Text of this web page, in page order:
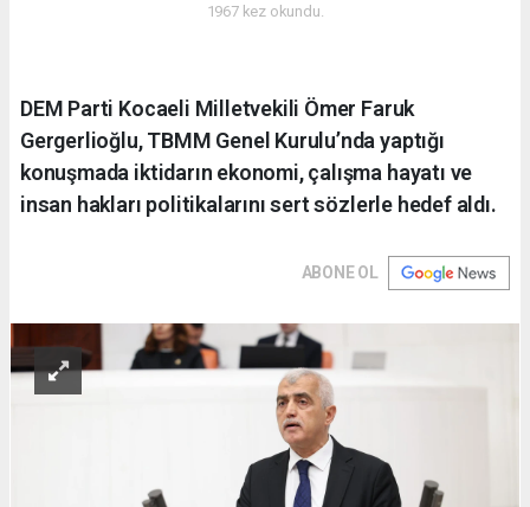
1967 kez okundu.
DEM Parti Kocaeli Milletvekili Ömer Faruk
Gergerlioğlu, TBMM Genel Kurulu’nda yaptığı
konuşmada iktidarın ekonomi, çalışma hayatı ve
insan hakları politikalarını sert sözlerle hedef aldı.
ABONE OL